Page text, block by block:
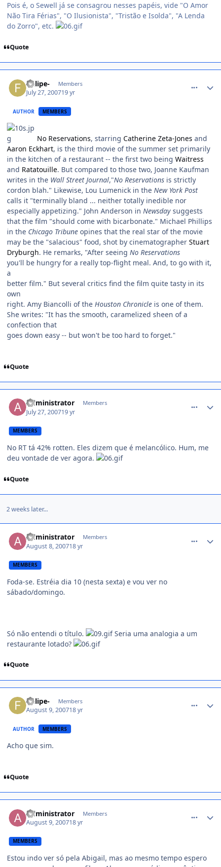
Pois é, o Sewell já se consagrou nesses papéis, vide "O Amor
Não Tira Férias", "O Ilusionista", "Tristão e Isolda", "A Lenda
do Zorro", etc.
Quote
-felipe- Members
July 27, 200719 yr
AUTHOR MEMBERS
No Reservations, starring Catherine Zeta-Jones and
Aaron Eckhart, is the third movie of the summer set primarily
in the kitchen of a restaurant -- the first two being Waitress
and Ratatouille. But compared to those two, Joanne Kaufman
writes in the Wall Street Journal,"No Reservations is strictly
cordon blah." Likewise, Lou Lumenick in the New York Post
calls it "terminally bland ... neither totally inedible nor
especially appetizing." John Anderson in Newsday suggests
that the film "should come with bicarbonate." Michael Phillips
in the Chicago Tribune opines that the real star of the movie
may be the "salacious" food, shot by cinematographer Stuart
Dryburgh. He remarks, "After seeing No Reservations
you'll be hungry for a really top-flight meal. And, to go with it,
a
better film." But several critics find the film quite tasty in its
own
right. Amy Biancolli of the Houston Chronicle is one of them.
She writes: "It has the smooth, caramelized sheen of a
confection that
goes down easy -- but won't be too hard to forget."
Quote
Administrator Members
July 27, 200719 yr
MEMBERS
No RT tá 42% rotten. Eles dizem que é melancólico. Hum, me
deu vontade de ver agora.
Quote
2 weeks later...
Administrator Members
August 8, 200718 yr
MEMBERS
Foda-se. Estréia dia 10 (nesta sexta) e vou ver no
sábado/domingo.
Só não entendi o título.
Seria uma analogia a um
restaurante lotado?
Quote
-felipe- Members
August 9, 200718 yr
AUTHOR MEMBERS
Acho que sim.
Quote
Administrator Members
August 9, 200718 yr
MEMBERS
Estou indo ver só pela Abigail, mas ao mesmo tempo espero